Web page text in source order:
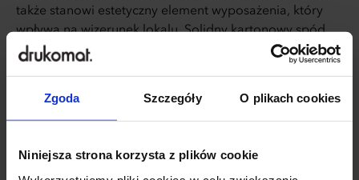
Zgoda Szczegóły O plikach cookies
Niniejsza strona korzysta z plików cookie
także stanowi estetyczny element wyposażenia, który
wpływa na wizerunek lokalu. Solidny kartonowy spód
zapewnia stabilność podczas notowania, a trwała
spersonalizować produkt i dopasować go do
gwarantują komfort codziennego użytkowania.